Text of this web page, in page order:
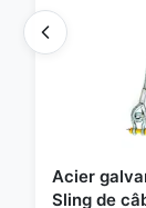
Acier
Sling de